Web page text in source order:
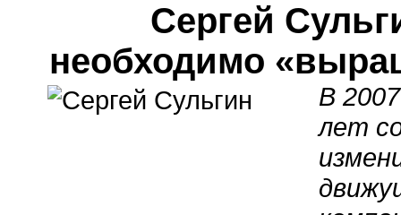
Сергей
необходимо
В
лет